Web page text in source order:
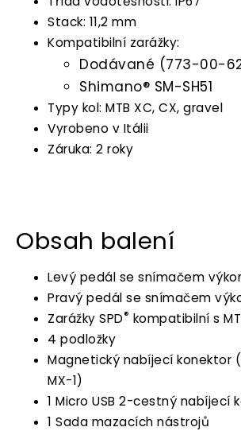
Stack: 11,2 mm
Kompatibilní zarážky:
Dodávané (773-00-
Shimano® SM-SH51
Typy kol: MTB XC, CX, gravel
Vyrobeno v Itálii
Záruka: 2 roky
Obsah balení
Levý pedál se snímačem
Pravý pedál se snímačem
Zarážky SPD® kompatibilní s
4 podložky
Magnetický nabíjecí konektor
MX-1)
1 Micro USB 2-cestný nabíjecí
1 Sada mazacích nástrojů